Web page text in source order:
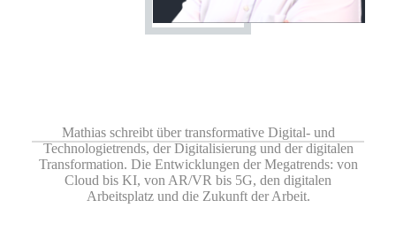
Mathias schreibt über transformative Digital- und
Technologietrends, der Digitalisierung und der digitalen
Transformation. Die Entwicklungen der Megatrends: von
Cloud bis KI, von AR/VR bis 5G, den digitalen
Arbeitsplatz und die Zukunft der Arbeit.